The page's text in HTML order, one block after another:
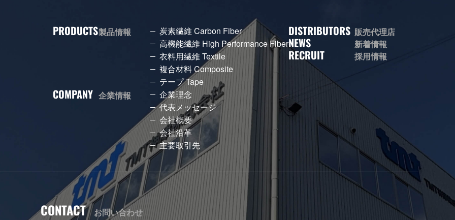
PRODUCTS製品情報
炭素繊維 Carbon Fiber
高機能繊維 High Performance Fiber
衣料用繊維 Textile
複合材料 Composite
テープ Tape
COMPANY 企業情報
企業理念
代表メッセージ
会社概要
会社沿革
主要取引先
DISTRIBUTORS 販売代理店
NEWS 新着情報
RECRUIT 採用情報
CONTACT お問い合わせ